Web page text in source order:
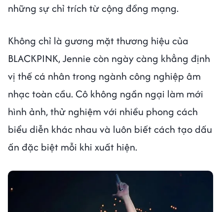
những sự chỉ trích từ cộng đồng mạng.
Không chỉ là gương mặt thương hiệu của
BLACKPINK, Jennie còn ngày càng khẳng định
vị thế cá nhân trong ngành công nghiệp âm
nhạc toàn cầu. Cô không ngần ngại làm mới
hình ảnh, thử nghiệm với nhiều phong cách
biểu diễn khác nhau và luôn biết cách tạo dấu
ấn đặc biệt mỗi khi xuất hiện.